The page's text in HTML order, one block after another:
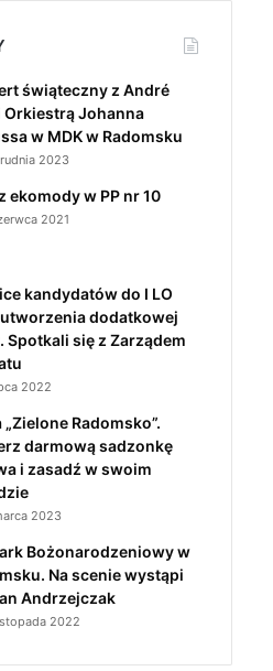
świąteczny z André
Orkiestrą Johanna
w MDK w Radomsku
2023
ekomody w PP nr 10
2021
kandydatów do I LO
dodatkowej
Spotkali się z Zarządem
2022
„Zielone Radomsko”.
darmową sadzonkę
i zasadź w swoim
2023
Bożonarodzeniowy w
Na scenie wystąpi
Andrzejczak
2022